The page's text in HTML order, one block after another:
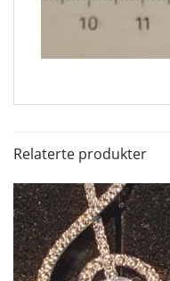
Relaterte produkter